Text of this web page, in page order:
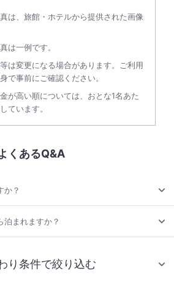
は、旅館・ホテルから提供された画像
は一例です。
は変更になる場合があります。ご利用
で事前にご確認ください。
が高い順については、おとな1名あた
ています。
くあるQ&A
か？
泊まれますか？
り条件で絞り込む